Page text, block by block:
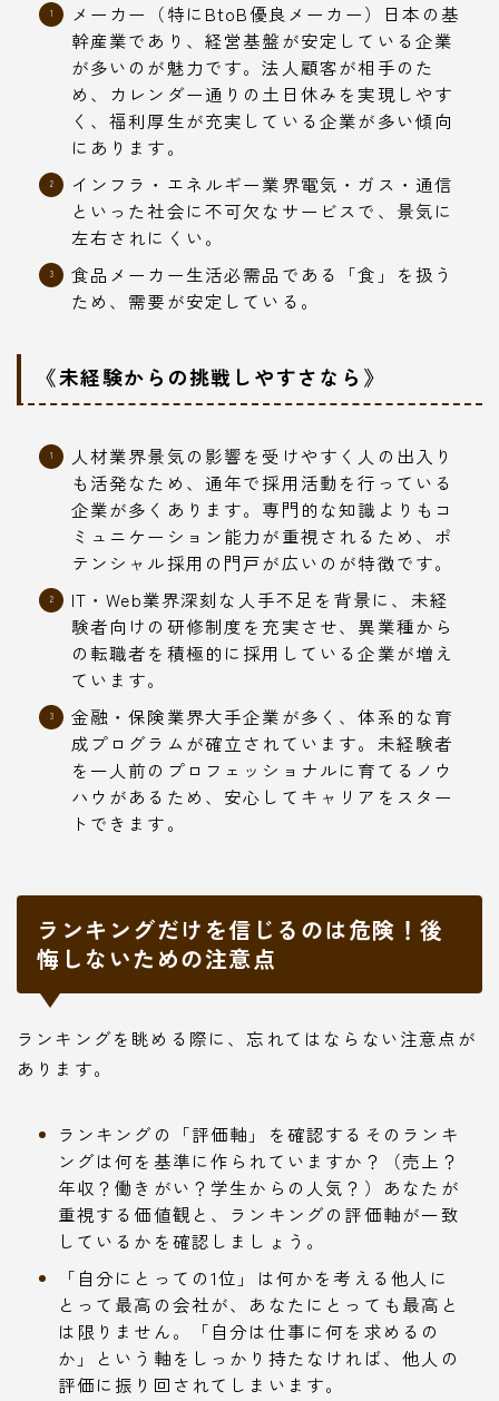
メーカー（特にBtoB優良メーカー）日本の基
幹産業であり、経営基盤が安定している企業
が多いのが魅力です。法人顧客が相手のた
め、カレンダー通りの土日休みを実現しやす
く、福利厚生が充実している企業が多い傾向
にあります。
インフラ・エネルギー業界電気・ガス・通信
といった社会に不可欠なサービスで、景気に
左右されにくい。
食品メーカー生活必需品である「食」を扱う
ため、需要が安定している。
《未経験からの挑戦しやすさなら》
人材業界景気の影響を受けやすく人の出入り
も活発なため、通年で採用活動を行っている
企業が多くあります。専門的な知識よりもコ
ミュニケーション能力が重視されるため、ポ
テンシャル採用の門戸が広いのが特徴です。
IT・Web業界深刻な人手不足を背景に、未経
験者向けの研修制度を充実させ、異業種から
の転職者を積極的に採用している企業が増え
ています。
金融・保険業界大手企業が多く、体系的な育
成プログラムが確立されています。未経験者
を一人前のプロフェッショナルに育てるノウ
ハウがあるため、安心してキャリアをスター
トできます。
ランキングだけを信じるのは危険！後
悔しないための注意点
ランキングを眺める際に、忘れてはならない注意点が
あります。
ランキングの「評価軸」を確認するそのランキ
ングは何を基準に作られていますか？（売上？
年収？働きがい？学生からの人気？）あなたが
重視する価値観と、ランキングの評価軸が一致
しているかを確認しましょう。
「自分にとっての1位」は何かを考える他人に
とって最高の会社が、あなたにとっても最高と
は限りません。「自分は仕事に何を求めるの
か」という軸をしっかり持たなければ、他人の
評価に振り回されてしまいます。